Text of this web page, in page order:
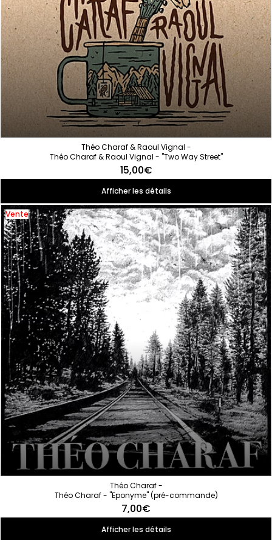
Théo Charaf & Raoul Vignal -
Théo Charaf & Raoul Vignal - "Two Way Street"
15,00€
Afficher les détails
Vente
Théo Charaf -
Théo Charaf - "Eponyme" (pré-commande)
7,00€
Afficher les détails